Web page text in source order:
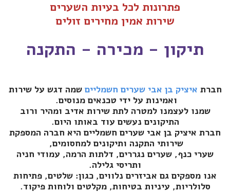
פתרונות לכל בעיות השערים
שירות אמין מחירים זולים
תיקון - מכירה - התקנה
חברת איציק בן אבי שערים חשמליים שמה דגש על שירות
ואמינות על ידי טכנאים מנוסים.
שמנו לעצמנו למטרה לתת שירות אדיב ומהיר ורוב
התיקונים נעשים עוד באותו היום.
חברת איציק בן אבי שערים חשמליים היא חברה המספקת
שירותי התקנה ותיקונים למחסומים,
שערי כנף, שערים נגררים, דלתות הרמה, עמודי חניה
ותריסי גלילה.
אנו מספקים גם אביזרים נלווים, כגון: שלטים, פתיחות
סלולריות, עיניות בטיחות, מקלטים ולוחות פיקוד.